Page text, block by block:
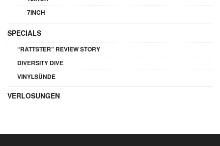
7INCH
SPECIALS
“RATTSTER” REVIEW STORY
DIVERSITY DIVE
VINYLSÜNDE
VERLOSUNGEN